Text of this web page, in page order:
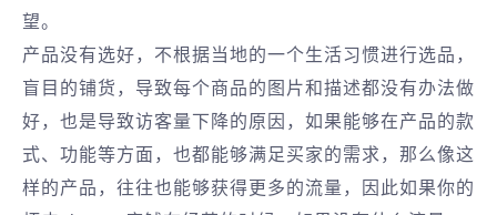
望。
产品没有选好，不根据当地的一个生活习惯进行选品，
盲目的铺货，导致每个商品的图片和描述都没有办法做
好，也是导致访客量下降的原因，如果能够在产品的款
式、功能等方面，也都能够满足买家的需求，那么像这
样的产品，往往也能够获得更多的流量，因此如果你的